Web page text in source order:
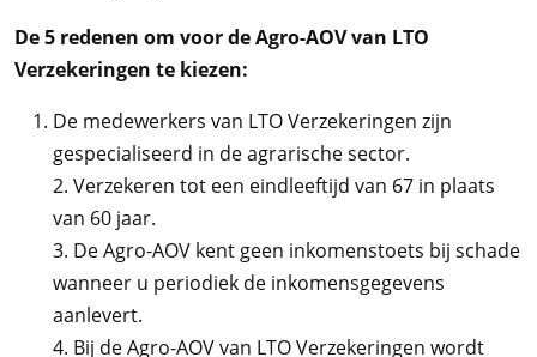
De 5 redenen om voor de Agro-AOV van LTO
Verzekeringen te kiezen:
De medewerkers van LTO Verzekeringen zijn
gespecialiseerd in de agrarische sector.
2. Verzekeren tot een eindleeftijd van 67 in plaats
van 60 jaar.
3. De Agro-AOV kent geen inkomenstoets bij schade
wanneer u periodiek de inkomensgegevens
aanlevert.
4. Bij de Agro-AOV van LTO Verzekeringen wordt